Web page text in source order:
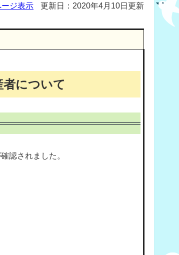
ジ表示 更新日：2020年4月10日更新
について
認されました。